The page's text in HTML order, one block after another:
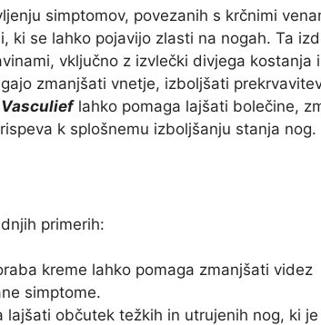
simptomov, povezanih s krčnimi
ki se lahko pojavijo zlasti na nogah. Ta
vključno z izvlečki divjega kostanja
zmanjšati vnetje, izboljšati
Vasculieflahko pomaga lajšati bolečine,
k splošnemu izboljšanju stanja nog.
primerih:
kreme lahko pomaga zmanjšati videz
simptome.
lajšati občutek težkih in utrujenih nog, ki